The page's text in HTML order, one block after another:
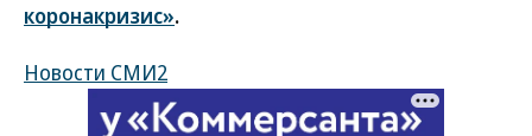
коронакризис».
Новости СМИ2